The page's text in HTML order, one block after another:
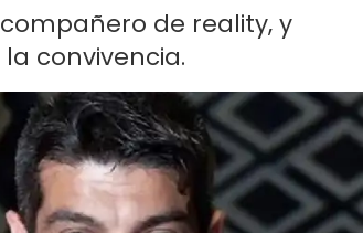
de reality, y
convivencia.